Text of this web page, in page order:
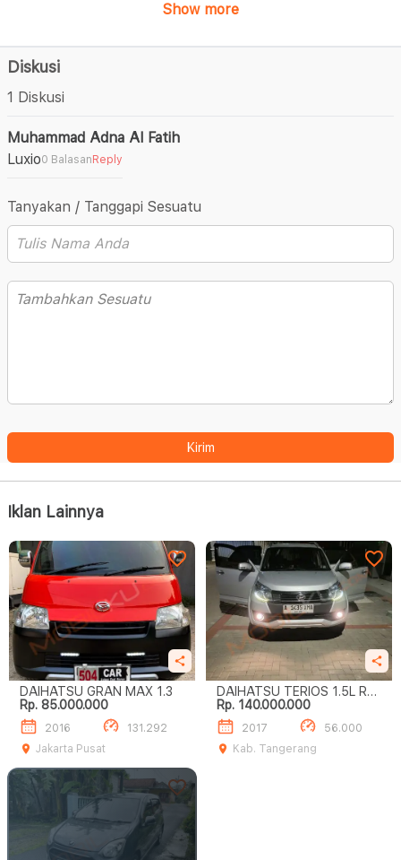
Show more
Diskusi
1 Diskusi
Muhammad Adna Al Fatih
Luxio0 Balasan Reply
Tanyakan / Tanggapi Sesuatu
Kirim
Iklan Lainnya
DAIHATSU GRAN MAX 1.3
Rp. 85.000.000
2016
131.292
Jakarta Pusat
DAIHATSU TERIOS 1.5L R
DELUXE A/T
Rp. 140.000.000
2017
56.000
Kab. Tangerang